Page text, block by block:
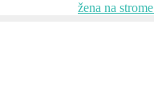
žena na strome